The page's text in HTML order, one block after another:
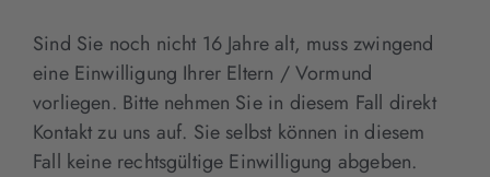
Sind Sie noch nicht 16 Jahre alt, muss zwingend
eine Einwilligung Ihrer Eltern / Vormund
vorliegen. Bitte nehmen Sie in diesem Fall direkt
Kontakt zu uns auf. Sie selbst können in diesem
Fall keine rechtsgültige Einwilligung abgeben.